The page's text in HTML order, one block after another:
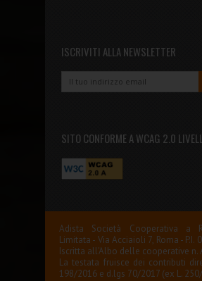
ISCRIVITI ALLA NEWSLETTER
SITO CONFORME A WCAG 2.0
Adista Società Cooperativa a
Limitata - Via Acciaioli 7, Roma - P.I.
Iscritta all'Albo delle cooperative n.
La testata fruisce dei contributi
198/2016 e d.lgs 70/2017 (ex L.